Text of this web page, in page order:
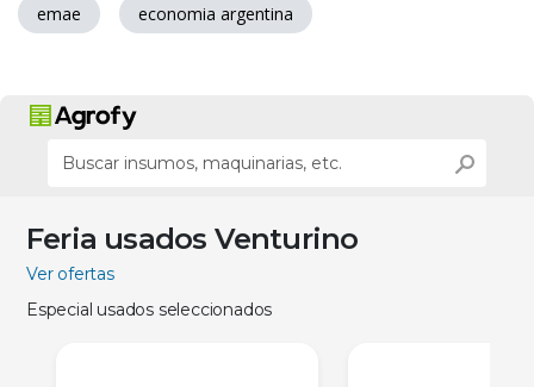
emae economia argentina
Feria usados Venturino
Ver ofertas
Especial usados seleccionados